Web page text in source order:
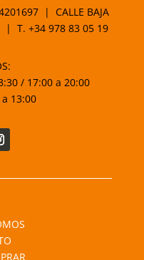
| CALLE BAJA
| T.+34 978 83 05 19
/ 17:00 a 20:00
13:00